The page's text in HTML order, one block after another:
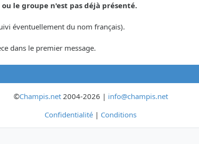
le groupe n'est pas déjà présenté.
éventuellement du nom français).
dans le premier message.
©Champis.net2004-2026 | info@champis.net
Confidentialité | Conditions